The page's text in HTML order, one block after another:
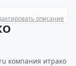
описание
компания итрако